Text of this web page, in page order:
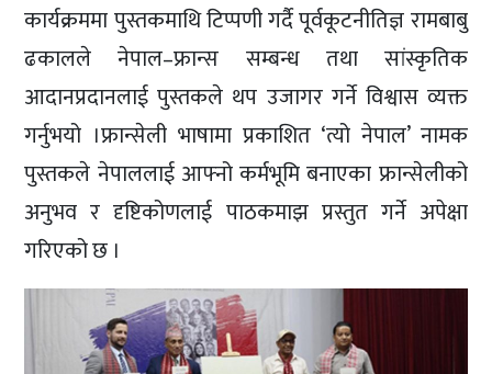
कार्यक्रममा पुस्तकमाथि टिप्पणी गर्दै पूर्वकूटनीतिज्ञ रामबाबु
ढकालले नेपाल–फ्रान्स सम्बन्ध तथा सांस्कृतिक
आदानप्रदानलाई पुस्तकले थप उजागर गर्ने विश्वास व्यक्त
गर्नुभयो ।फ्रान्सेली भाषामा प्रकाशित ‘त्यो नेपाल’ नामक
पुस्तकले नेपाललाई आफ्नो कर्मभूमि बनाएका फ्रान्सेलीको
अनुभव र दृष्टिकोणलाई पाठकमाझ प्रस्तुत गर्ने अपेक्षा
गरिएको छ ।